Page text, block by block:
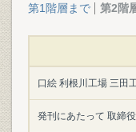
第1階層まで 第2階
口絵 利根川工場 三田
発刊にあたって 取締